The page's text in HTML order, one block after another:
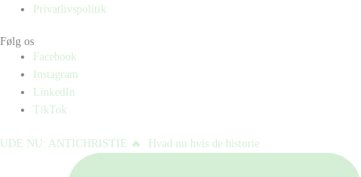
Privatlivspolitik
Følg os
Facebook
Instagram
LinkedIn
TikTok
UDE NU: ANTICHRISTIE 🔥⁠ ⁠ Hvad nu hvis de historie